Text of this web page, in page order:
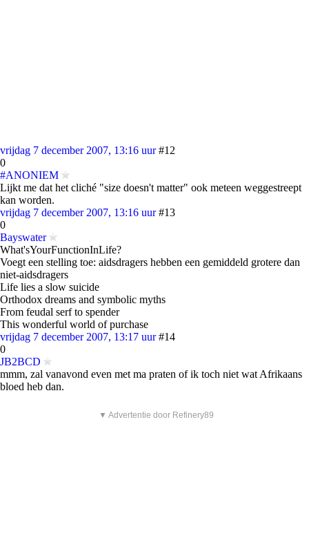
vrijdag 7 december 2007, 13:16 uur #12
0
#ANONIEM
Lijkt me dat het cliché "size doesn't matter" ook meteen weggestreept
kan worden.
vrijdag 7 december 2007, 13:16 uur #13
0
Bayswater
What'sYourFunctionInLife?
Voegt een stelling toe: aidsdragers hebben een gemiddeld grotere dan
niet-aidsdragers
Life lies a slow suicide
Orthodox dreams and symbolic myths
From feudal serf to spender
This wonderful world of purchase
vrijdag 7 december 2007, 13:17 uur #14
0
JB2BCD
mmm, zal vanavond even met ma praten of ik toch niet wat Afrikaans
bloed heb dan.
▼ Advertentie door Refinery89